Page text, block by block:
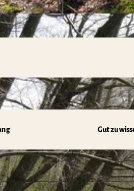
Gut zu